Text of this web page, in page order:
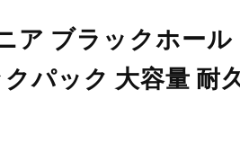
ア ブラックホー
パック 大容量 耐